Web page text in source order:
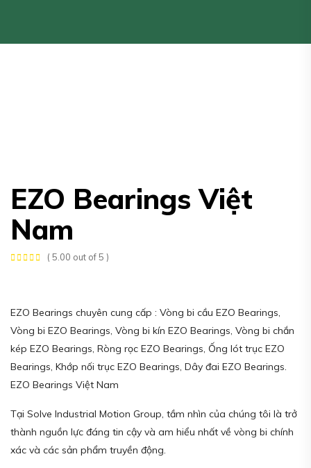
EZO Bearings Việt
Nam
( 5.00 out of 5 )
EZO Bearings chuyên cung cấp : Vòng bi cầu EZO Bearings,
Vòng bi EZO Bearings, Vòng bi kín EZO Bearings, Vòng bi chắn
kép EZO Bearings, Ròng rọc EZO Bearings, Ống lót trục EZO
Bearings, Khớp nối trục EZO Bearings, Dây đai EZO Bearings.
EZO Bearings Việt Nam
Tại Solve Industrial Motion Group, tầm nhìn của chúng tôi là trở
thành nguồn lực đáng tin cậy và am hiểu nhất về vòng bi chính
xác và các sản phẩm truyền động.